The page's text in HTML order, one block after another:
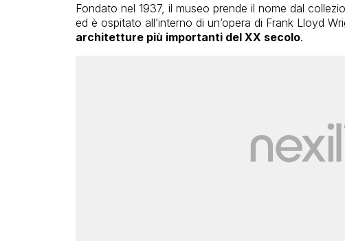
Fondato nel 1937, il museo prende il nome dal
ed è ospitato all’interno di un’opera di Frank Lloyd
architetture più importanti del XX secolo.